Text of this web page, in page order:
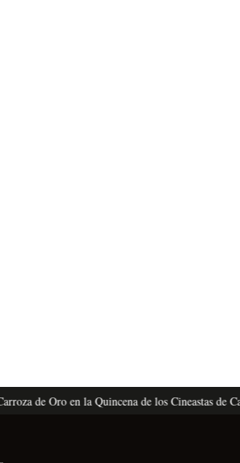
de Oro en la Quincena de los Cineastas de Cannes